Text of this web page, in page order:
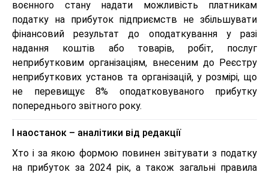
воєнного стану надати можливість платникам
податку на прибуток підприємств не збільшувати
фінансовий результат до оподаткування у разі
надання коштів або товарів, робіт, послуг
неприбутковим організаціям, внесеним до Реєстру
неприбуткових установ та організацій, у розмірі, що
не перевищує 8% оподатковуваного прибутку
попереднього звітного року.
І наостанок – аналітики від редакції
Хто і за якою формою повинен звітувати з податку
на прибуток за 2024 рік, а також загальні правила